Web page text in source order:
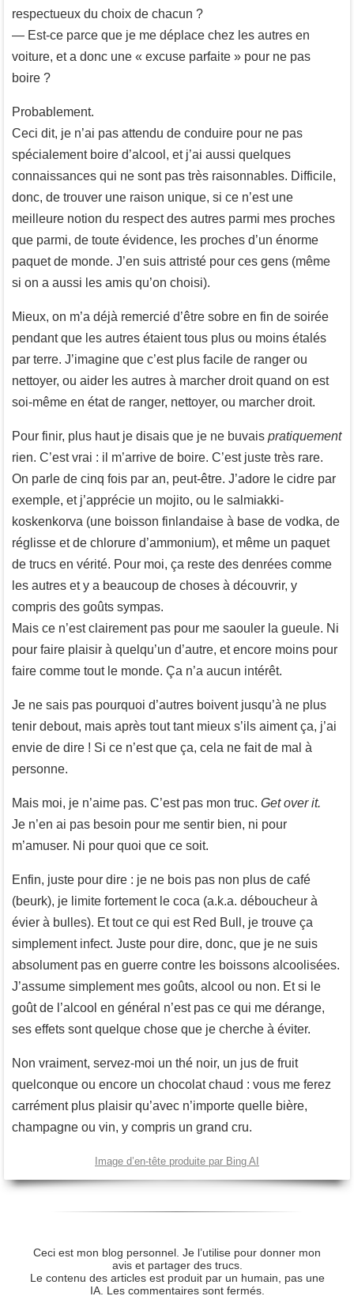
respectueux du choix de chacun ?
— Est-ce parce que je me déplace chez les autres en
voiture, et a donc une « excuse parfaite » pour ne pas
boire ?
Probablement.
Ceci dit, je n’ai pas attendu de conduire pour ne pas
spécialement boire d’alcool, et j’ai aussi quelques
connaissances qui ne sont pas très raisonnables. Difficile,
donc, de trouver une raison unique, si ce n’est une
meilleure notion du respect des autres parmi mes proches
que parmi, de toute évidence, les proches d’un énorme
paquet de monde. J’en suis attristé pour ces gens (même
si on a aussi les amis qu’on choisi).
Mieux, on m’a déjà remercié d’être sobre en fin de soirée
pendant que les autres étaient tous plus ou moins étalés
par terre. J’imagine que c’est plus facile de ranger ou
nettoyer, ou aider les autres à marcher droit quand on est
soi-même en état de ranger, nettoyer, ou marcher droit.
Pour finir, plus haut je disais que je ne buvais pratiquement
rien. C’est vrai : il m’arrive de boire. C’est juste très rare.
On parle de cinq fois par an, peut-être. J’adore le cidre par
exemple, et j’apprécie un mojito, ou le salmiakki-
koskenkorva (une boisson finlandaise à base de vodka, de
réglisse et de chlorure d’ammonium), et même un paquet
de trucs en vérité. Pour moi, ça reste des denrées comme
les autres et y a beaucoup de choses à découvrir, y
compris des goûts sympas.
Mais ce n’est clairement pas pour me saouler la gueule. Ni
pour faire plaisir à quelqu’un d’autre, et encore moins pour
faire comme tout le monde. Ça n’a aucun intérêt.
Je ne sais pas pourquoi d’autres boivent jusqu’à ne plus
tenir debout, mais après tout tant mieux s’ils aiment ça, j’ai
envie de dire ! Si ce n’est que ça, cela ne fait de mal à
personne.
Mais moi, je n’aime pas. C’est pas mon truc. Get over it.
Je n’en ai pas besoin pour me sentir bien, ni pour
m’amuser. Ni pour quoi que ce soit.
Enfin, juste pour dire : je ne bois pas non plus de café
(beurk), je limite fortement le coca (a.k.a. déboucheur à
évier à bulles). Et tout ce qui est Red Bull, je trouve ça
simplement infect. Juste pour dire, donc, que je ne suis
absolument pas en guerre contre les boissons alcoolisées.
J’assume simplement mes goûts, alcool ou non. Et si le
goût de l’alcool en général n’est pas ce qui me dérange,
ses effets sont quelque chose que je cherche à éviter.
Non vraiment, servez-moi un thé noir, un jus de fruit
quelconque ou encore un chocolat chaud : vous me ferez
carrément plus plaisir qu’avec n’importe quelle bière,
champagne ou vin, y compris un grand cru.
Image d’en-tête produite par Bing AI
Ceci est mon blog personnel. Je l’utilise pour donner mon
avis et partager des trucs.
Le contenu des articles est produit par un humain, pas une
IA. Les commentaires sont fermés.